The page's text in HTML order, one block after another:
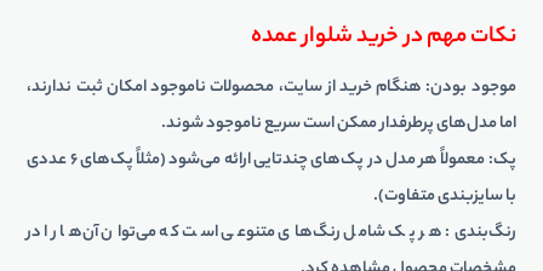
نکات مهم در خرید شلوار عمده
موجود بودن: هنگام خرید از سایت، محصولات ناموجود امکان ثبت ندارند،
اما مدل‌های پرطرفدار ممکن است سریع ناموجود شوند.
پک: معمولاً هر مدل در پک‌های چندتایی ارائه می‌شود (مثلاً پک‌های ۶ عددی
با سایزبندی متفاوت).
رنگ‌بندی: هر پک شامل رنگ‌های متنوعی است که می‌توان آن‌ها را در